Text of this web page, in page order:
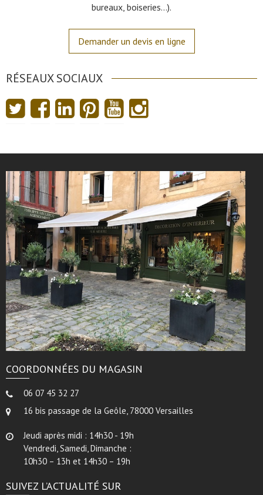
bureaux, boiseries…).
Demander un devis en ligne
RÉSEAUX SOCIAUX
COORDONNÉES DU MAGASIN
06 07 45 32 27
16 bis passage de la Geôle, 78000 Versailles
Jeudi après midi : 14h30 - 19h
Vendredi, Samedi, Dimanche :
10h30 – 13h et 14h30 – 19h
SUIVEZ L’ACTUALITÉ SUR